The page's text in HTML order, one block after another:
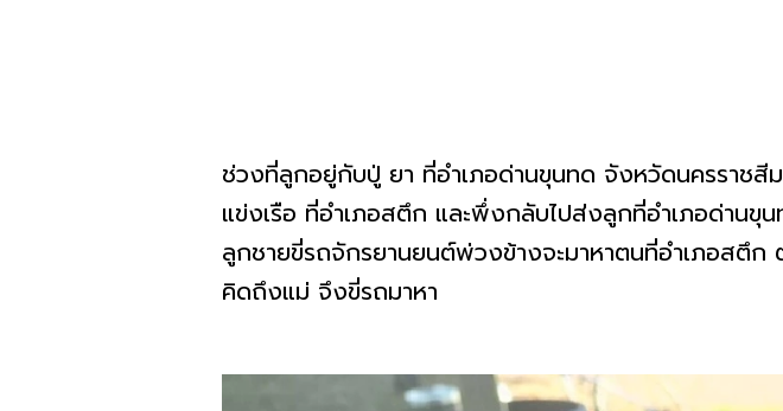
ช่วงที่ลูกอยู่กับปู่ ยา ที่อำเภอด่านขุนทด จังหวัดนครราชสี
แข่งเรือ ที่อำเภอสตึก และพึ่งกลับไปส่งลูกที่อำเภอด่านขุ
ลูกชายขี่รถจักรยานยนต์พ่วงข้างจะมาหาตนที่อำเภอสตึก
คิดถึงแม่ จึงขี่รถมาหา